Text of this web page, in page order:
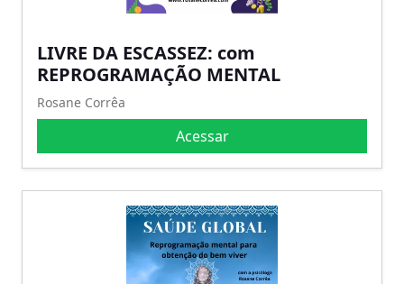
LIVRE DA ESCASSEZ: com
REPROGRAMAÇÃO MENTAL
Rosane Corrêa
Acessar